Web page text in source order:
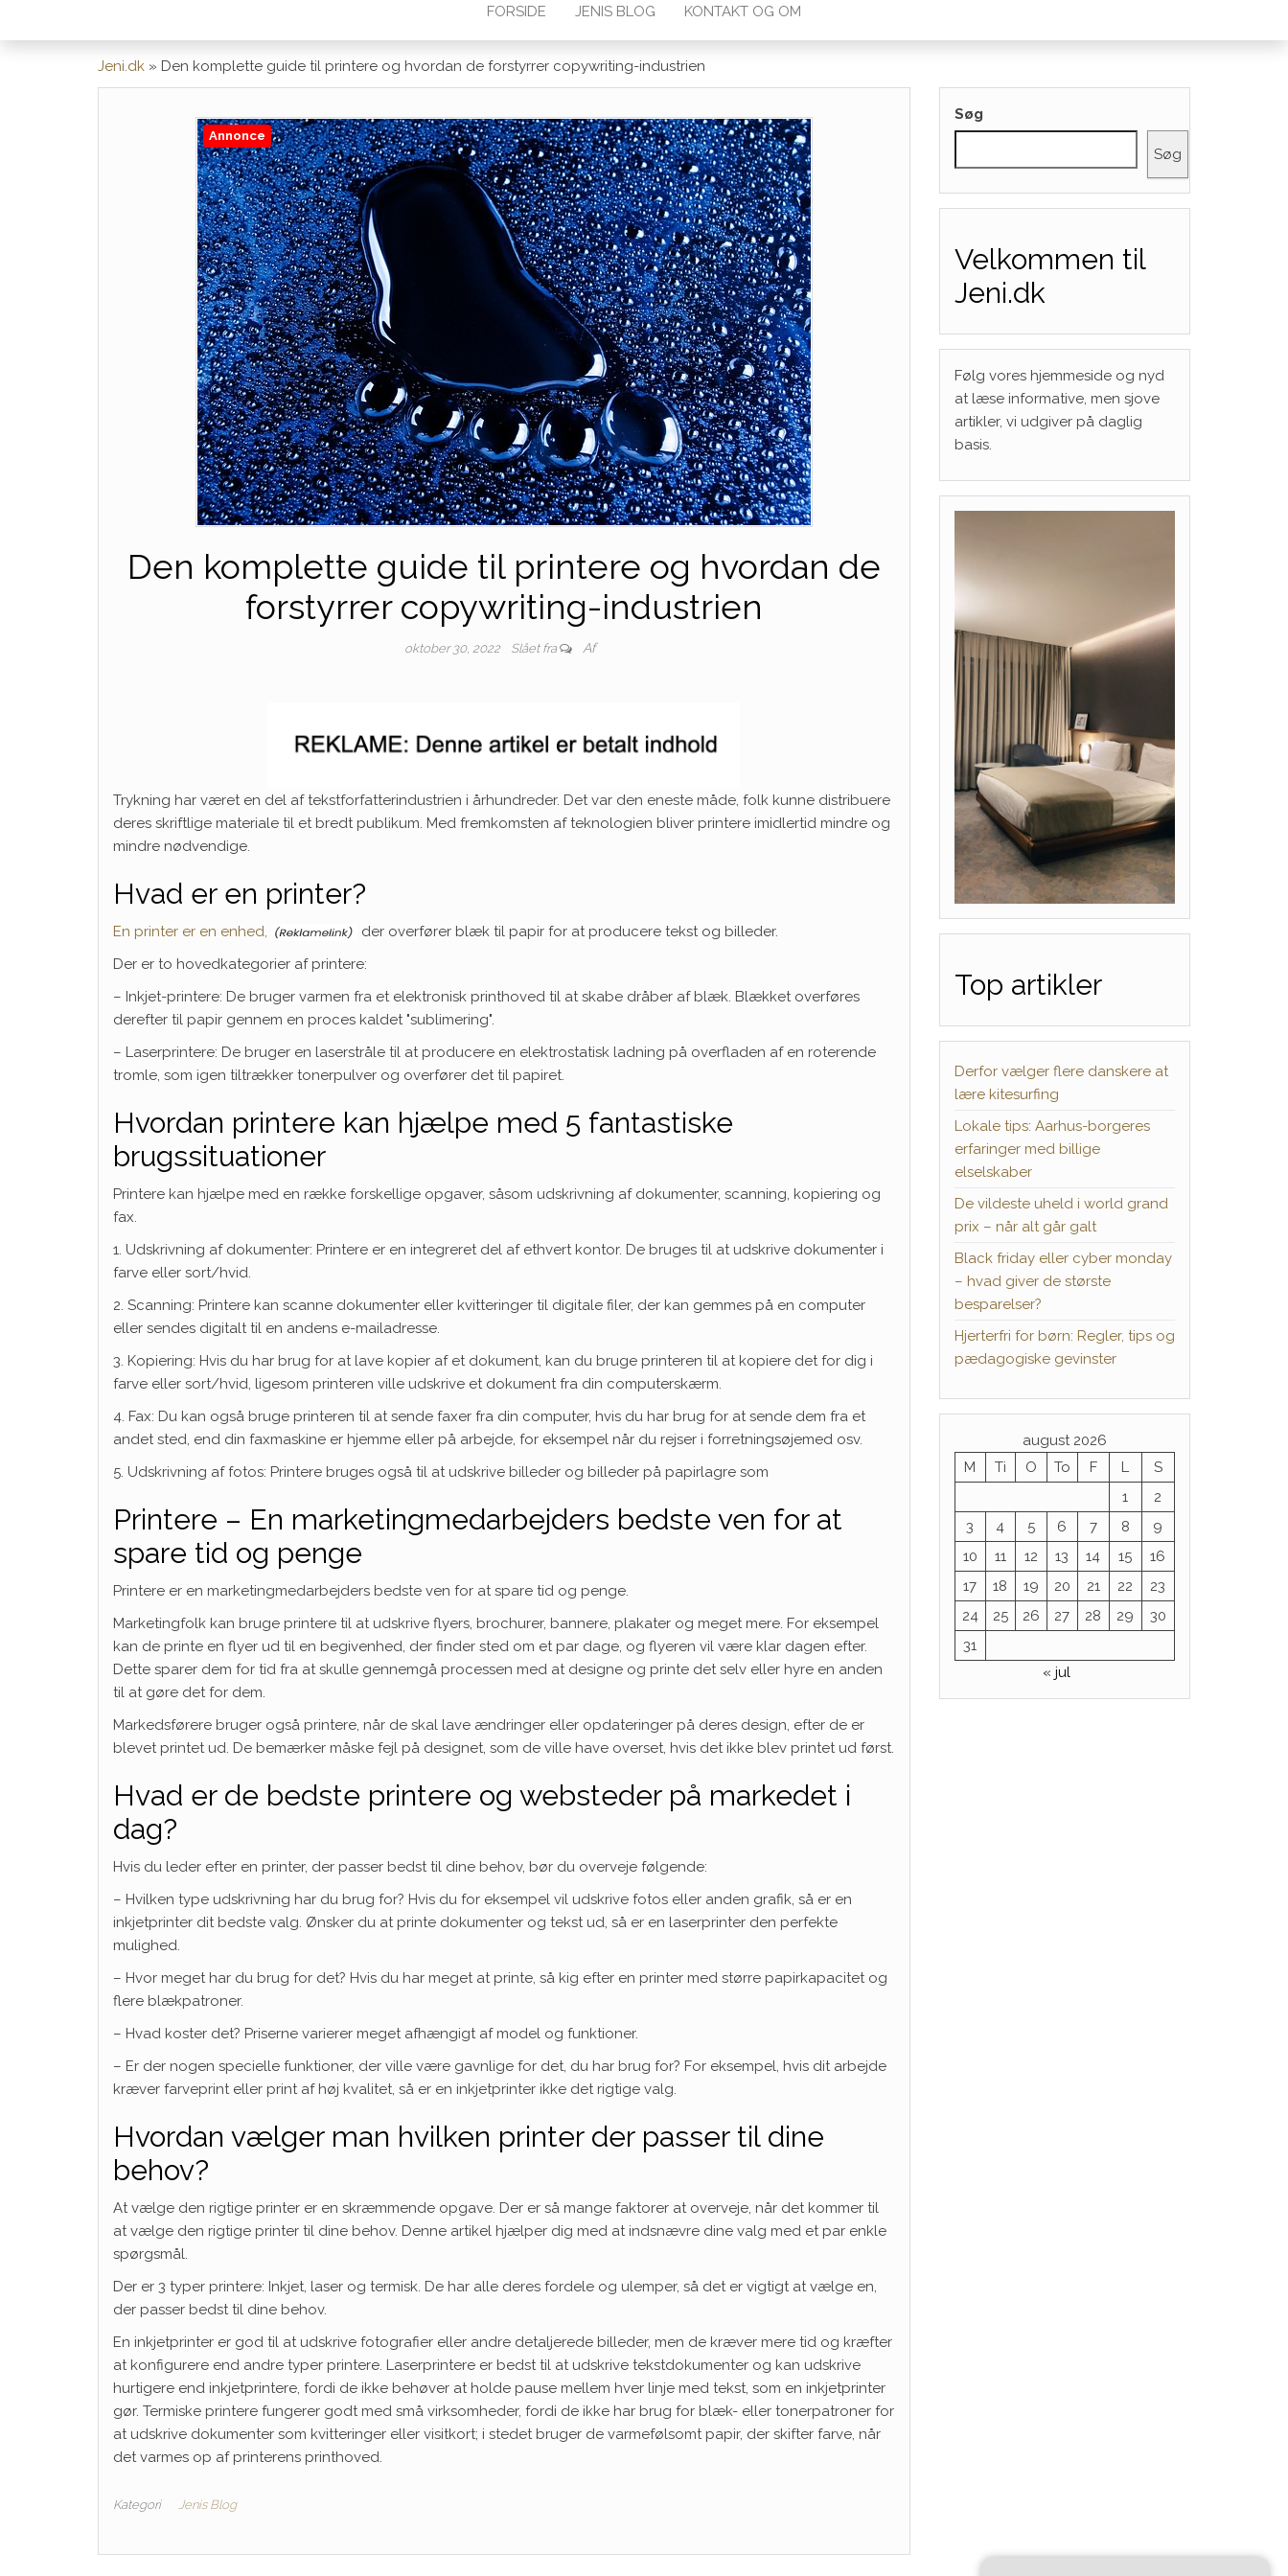
FORSIDE JENIS BLOG KONTAKT OG OM
Jeni.dk » Den komplette guide til printere og hvordan de forstyrrer copywriting-industrien
Annonce
Den komplette guide til printere og hvordan de
forstyrrer copywriting-industrien
oktober 30, 2022 Slået fra Af
Trykning har været en del af tekstforfatterindustrien i århundreder. Det var den eneste måde, folk kunne distribuere
deres skriftlige materiale til et bredt publikum. Med fremkomsten af teknologien bliver printere imidlertid mindre og
mindre nødvendige.
Hvad er en printer?
En printer er en enhed,
der overfører blæk til papir for at producere tekst og billeder.
Der er to hovedkategorier af printere:
– Inkjet-printere: De bruger varmen fra et elektronisk printhoved til at skabe dråber af blæk. Blækket overføres
derefter til papir gennem en proces kaldet "sublimering".
– Laserprintere: De bruger en laserstråle til at producere en elektrostatisk ladning på overfladen af en roterende
tromle, som igen tiltrækker tonerpulver og overfører det til papiret.
Hvordan printere kan hjælpe med 5 fantastiske
brugssituationer
Printere kan hjælpe med en række forskellige opgaver, såsom udskrivning af dokumenter, scanning, kopiering og
fax.
1. Udskrivning af dokumenter: Printere er en integreret del af ethvert kontor. De bruges til at udskrive dokumenter i
farve eller sort/hvid.
2. Scanning: Printere kan scanne dokumenter eller kvitteringer til digitale filer, der kan gemmes på en computer
eller sendes digitalt til en andens e-mailadresse.
3. Kopiering: Hvis du har brug for at lave kopier af et dokument, kan du bruge printeren til at kopiere det for dig i
farve eller sort/hvid, ligesom printeren ville udskrive et dokument fra din computerskærm.
4. Fax: Du kan også bruge printeren til at sende faxer fra din computer, hvis du har brug for at sende dem fra et
andet sted, end din faxmaskine er hjemme eller på arbejde, for eksempel når du rejser i forretningsøjemed osv.
5. Udskrivning af fotos: Printere bruges også til at udskrive billeder og billeder på papirlagre som
Printere – En marketingmedarbejders bedste ven for at
spare tid og penge
Printere er en marketingmedarbejders bedste ven for at spare tid og penge.
Marketingfolk kan bruge printere til at udskrive flyers, brochurer, bannere, plakater og meget mere. For eksempel
kan de printe en flyer ud til en begivenhed, der finder sted om et par dage, og flyeren vil være klar dagen efter.
Dette sparer dem for tid fra at skulle gennemgå processen med at designe og printe det selv eller hyre en anden
til at gøre det for dem.
Markedsførere bruger også printere, når de skal lave ændringer eller opdateringer på deres design, efter de er
blevet printet ud. De bemærker måske fejl på designet, som de ville have overset, hvis det ikke blev printet ud først.
Hvad er de bedste printere og websteder på markedet i
dag?
Hvis du leder efter en printer, der passer bedst til dine behov, bør du overveje følgende:
– Hvilken type udskrivning har du brug for? Hvis du for eksempel vil udskrive fotos eller anden grafik, så er en
inkjetprinter dit bedste valg. Ønsker du at printe dokumenter og tekst ud, så er en laserprinter den perfekte
mulighed.
– Hvor meget har du brug for det? Hvis du har meget at printe, så kig efter en printer med større papirkapacitet og
flere blækpatroner.
– Hvad koster det? Priserne varierer meget afhængigt af model og funktioner.
– Er der nogen specielle funktioner, der ville være gavnlige for det, du har brug for? For eksempel, hvis dit arbejde
kræver farveprint eller print af høj kvalitet, så er en inkjetprinter ikke det rigtige valg.
Hvordan vælger man hvilken printer der passer til dine
behov?
At vælge den rigtige printer er en skræmmende opgave. Der er så mange faktorer at overveje, når det kommer til
at vælge den rigtige printer til dine behov. Denne artikel hjælper dig med at indsnævre dine valg med et par enkle
spørgsmål.
Der er 3 typer printere: Inkjet, laser og termisk. De har alle deres fordele og ulemper, så det er vigtigt at vælge en,
der passer bedst til dine behov.
En inkjetprinter er god til at udskrive fotografier eller andre detaljerede billeder, men de kræver mere tid og kræfter
at konfigurere end andre typer printere. Laserprintere er bedst til at udskrive tekstdokumenter og kan udskrive
hurtigere end inkjetprintere, fordi de ikke behøver at holde pause mellem hver linje med tekst, som en inkjetprinter
gør. Termiske printere fungerer godt med små virksomheder, fordi de ikke har brug for blæk- eller tonerpatroner for
at udskrive dokumenter som kvitteringer eller visitkort; i stedet bruger de varmefølsomt papir, der skifter farve, når
det varmes op af printerens printhoved.
Kategori Jenis Blog
Søg
Søg
Velkommen til
Jeni.dk
Følg vores hjemmeside og nyd
at læse informative, men sjove
artikler, vi udgiver på daglig
basis.
Top artikler
Derfor vælger flere danskere at
lære kitesurfing
Lokale tips: Aarhus-borgeres
erfaringer med billige
elselskaber
De vildeste uheld i world grand
prix – når alt går galt
Black friday eller cyber monday
– hvad giver de største
besparelser?
Hjerterfri for børn: Regler, tips og
pædagogiske gevinster
august 2026
M
Ti O To F L
S
1
2
3
4 5 6 7 8
9
10
11 12 13 14 15
16
17
18 19 20 21 22
23
24
25 26 27 28 29
30
31
« jul